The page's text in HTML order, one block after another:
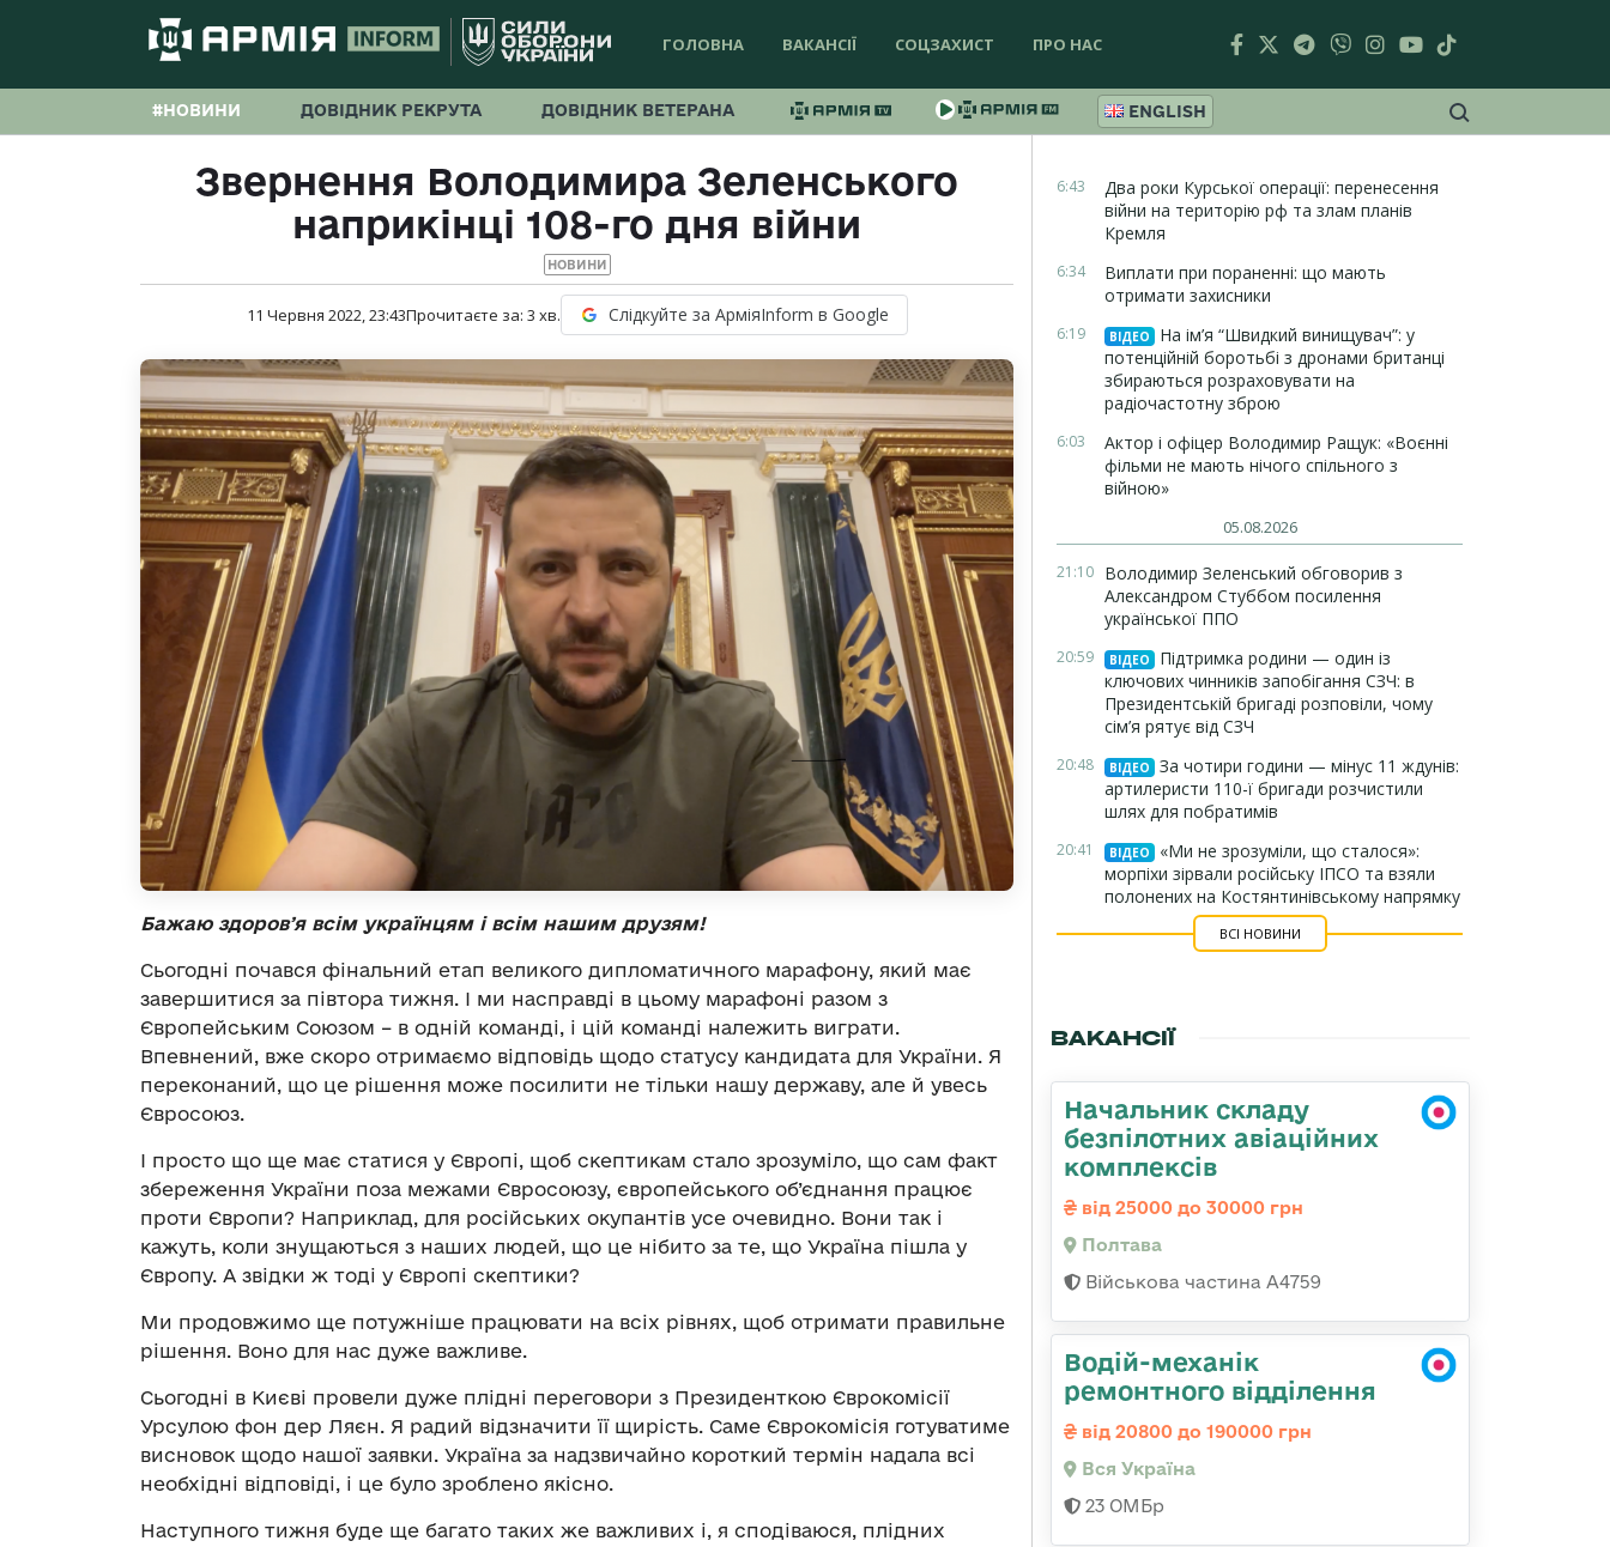
ГОЛОВНА ВАКАНСІЇ СОЦЗАХИСТ ПРО НАС
#НОВИНИ ДОВІДНИК РЕКРУТА ДОВІДНИК ВЕТЕРАНА ENGLISH
Звернення Володимира Зеленського
наприкінці 108-го дня війни
НОВИНИ
11 Червня 2022, 23:43Прочитаєте за: 3 хв. Слідкуйте за АрміяInform в Google
Бажаю здоровʼя всім українцям і всім нашим друзям!
Сьогодні почався фінальний етап великого дипломатичного марафону, який має
завершитися за півтора тижня. І ми насправді в цьому марафоні разом з
Європейським Союзом – в одній команді, і цій команді належить виграти.
Впевнений, вже скоро отримаємо відповідь щодо статусу кандидата для України. Я
переконаний, що це рішення може посилити не тільки нашу державу, але й увесь
Євросоюз.
І просто що ще має статися у Європі, щоб скептикам стало зрозуміло, що сам факт
збереження України поза межами Євросоюзу, європейського об’єднання працює
проти Європи? Наприклад, для російських окупантів усе очевидно. Вони так і
кажуть, коли знущаються з наших людей, що це нібито за те, що Україна пішла у
Європу. А звідки ж тоді у Європі скептики?
Ми продовжимо ще потужніше працювати на всіх рівнях, щоб отримати правильне
рішення. Воно для нас дуже важливе.
Сьогодні в Києві провели дуже плідні переговори з Президенткою Єврокомісії
Урсулою фон дер Ляєн. Я радий відзначити її щирість. Саме Єврокомісія готуватиме
висновок щодо нашої заявки. Україна за надзвичайно короткий термін надала всі
необхідні відповіді, і це було зроблено якісно.
Наступного тижня буде ще багато таких же важливих і, я сподіваюся, плідних
6:43
Два роки Курської операції: перенесення
війни на територію рф та злам планів
Кремля
6:34
Виплати при пораненні: що мають
отримати захисники
6:19 ВІДЕО
На ім’я “Швидкий винищувач”: у
потенційній боротьбі з дронами британці
збираються розраховувати на
радіочастотну зброю
6:03
Актор і офіцер Володимир Ращук: «Воєнні
фільми не мають нічого спільного з
війною»
05.08.2026
21:10 Володимир Зеленський обговорив з
Александром Стуббом посилення
української ППО
20:59 ВІДЕО
Підтримка родини — один із
ключових чинників запобігання СЗЧ: в
Президентській бригаді розповіли, чому
сім’я рятує від СЗЧ
20:48 ВІДЕО
За чотири години — мінус 11 ждунів:
артилеристи 110-ї бригади розчистили
шлях для побратимів
20:41 ВІДЕО
«Ми не зрозуміли, що сталося»:
морпіхи зірвали російську ІПСО та взяли
полонених на Костянтинівському напрямку
ВСІ НОВИНИ
ВАКАНСІЇ
Начальник складу
безпілотних авіаційних
комплексів
від 25000 до 30000 грн
Полтава
Військова частина А4759
Водій-механік
ремонтного відділення
від 20800 до 190000 грн
Вся Україна
23 ОМБр